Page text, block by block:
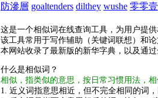
防滲層 goaltenders dilthey wushe 零零壹
这是一个相似词在线查询工具，为用户提
该工具常用于写作辅助（关键词联想）和论
本网站收录了最新版的新华字典，以及通
什么是相似词？
相似，指类似的意思，按日常习惯用法，
1. 近义词指意思相近，但不完全相同的词，